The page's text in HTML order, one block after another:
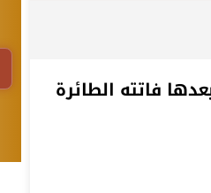
فاتته الطائرة